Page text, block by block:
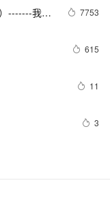
-------我的
7753
615
11
3